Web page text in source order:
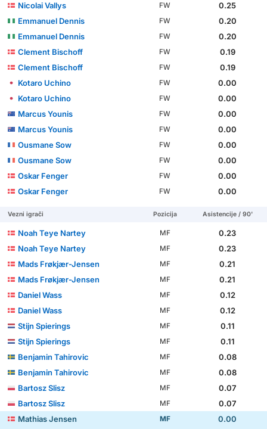
Nicolai Vallys FW
0.25
Emmanuel Dennis
FW
0.20
Emmanuel Dennis
FW
0.20
Clement Bischoff
FW
0.19
Clement Bischoff
FW
0.19
Kotaro Uchino
FW
0.00
Kotaro Uchino
FW
0.00
Marcus Younis
FW
0.00
Marcus Younis
FW
0.00
Ousmane Sow
FW
0.00
Ousmane Sow
FW
0.00
Oskar Fenger
FW
0.00
Oskar Fenger
FW 0.00
Vezni igrači Pozicija Asistencije / 90'
Noah Teye Nartey MF
0.23
Noah Teye Nartey
MF
0.23
Mads Frøkjær-Jensen
MF
0.21
Mads Frøkjær-Jensen
MF
0.21
Daniel Wass
MF
0.12
Daniel Wass
MF
0.12
Stijn Spierings
MF
0.11
Stijn Spierings
MF
0.11
Benjamin Tahirovic
MF
0.08
Benjamin Tahirovic
MF
0.08
Bartosz Slisz
MF
0.07
Bartosz Slisz
MF
0.07
Mathias Jensen
MF
0.00